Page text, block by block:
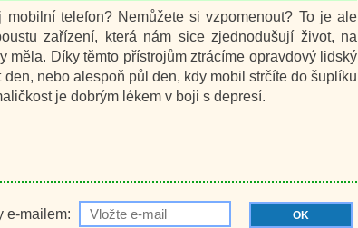
telefon? Nemůžete si vzpomenout? To je ale
zařízení, která nám sice zjednodušují život, na
měla. Díky těmto přístrojům ztrácíme opravdový lidský
nebo alespoň půl den, kdy mobil strčíte do šuplíku
je dobrým lékem v boji s depresí.
e-mailem: OK